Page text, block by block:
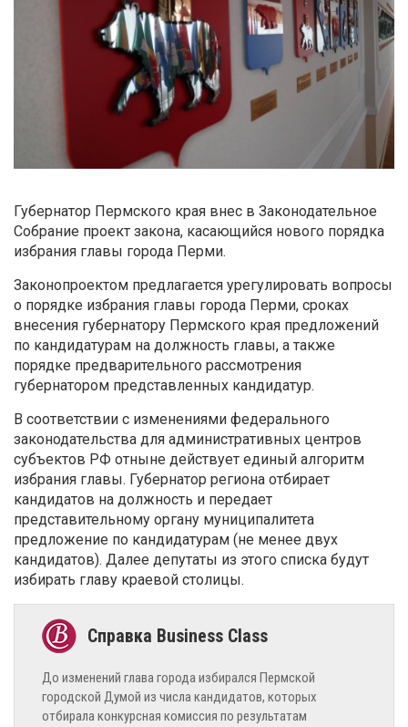
Губернатор Пермского края внес в Законодательное
Собрание проект закона, касающийся нового порядка
избрания главы города Перми.
Законопроектом предлагается урегулировать вопросы
о порядке избрания главы города Перми, сроках
внесения губернатору Пермского края предложений
по кандидатурам на должность главы, а также
порядке предварительного рассмотрения
губернатором представленных кандидатур.
В соответствии с изменениями федерального
законодательства для административных центров
субъектов РФ отныне действует единый алгоритм
избрания главы. Губернатор региона отбирает
кандидатов на должность и передает
представительному органу муниципалитета
предложение по кандидатурам (не менее двух
кандидатов). Далее депутаты из этого списка будут
избирать главу краевой столицы.
До изменений глава города избирался Пермской
городской Думой из числа кандидатов, которых
отбирала конкурсная комиссия по результатам